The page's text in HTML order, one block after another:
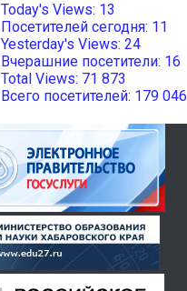
Today's Views: 13
Посетителей сегодня: 11
Yesterday's Views: 24
Вчерашние посетители: 16
Total Views: 71 873
Всего посетителей: 179 046